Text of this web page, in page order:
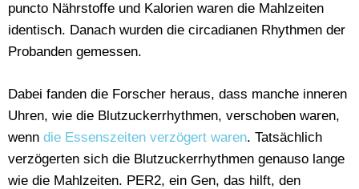
puncto Nährstoffe und Kalorien waren die Mahlzeiten
identisch. Danach wurden die circadianen Rhythmen der
Probanden gemessen.
Dabei fanden die Forscher heraus, dass manche inneren
Uhren, wie die Blutzuckerrhythmen, verschoben waren,
wenn die Essenszeiten verzögert waren. Tatsächlich
verzögerten sich die Blutzuckerrhythmen genauso lange
wie die Mahlzeiten. PER2, ein Gen, das hilft, den